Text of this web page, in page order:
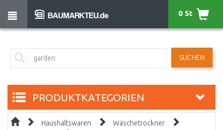
SUCHEN
0 St
PRODUKTKATEGORIEN
Haushaltswaren
Wäschetrockner